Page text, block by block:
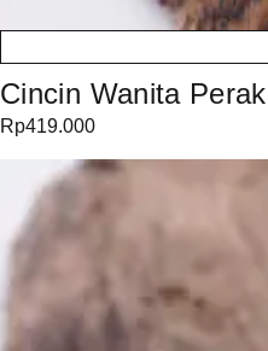
Cincin Wanita
Rp419.000